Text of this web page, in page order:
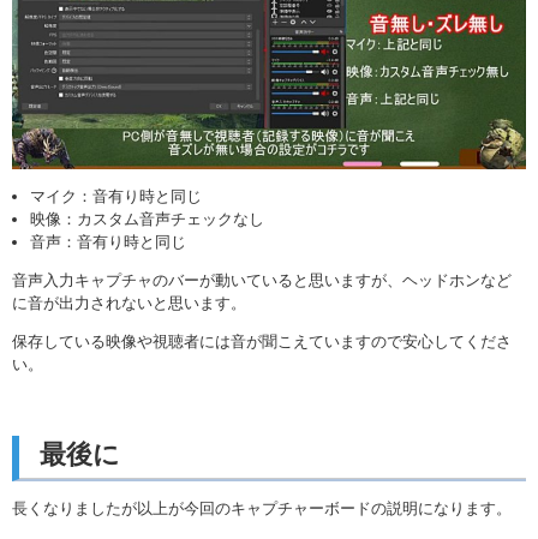
マイク：音有り時と同じ
映像：カスタム音声チェックなし
音声：音有り時と同じ
音声入力キャプチャのバーが動いていると思いますが、ヘッドホンなど
に音が出力されないと思います。
保存している映像や視聴者には音が聞こえていますので安心してくださ
い。
最後に
長くなりましたが以上が今回のキャプチャーボードの説明になります。